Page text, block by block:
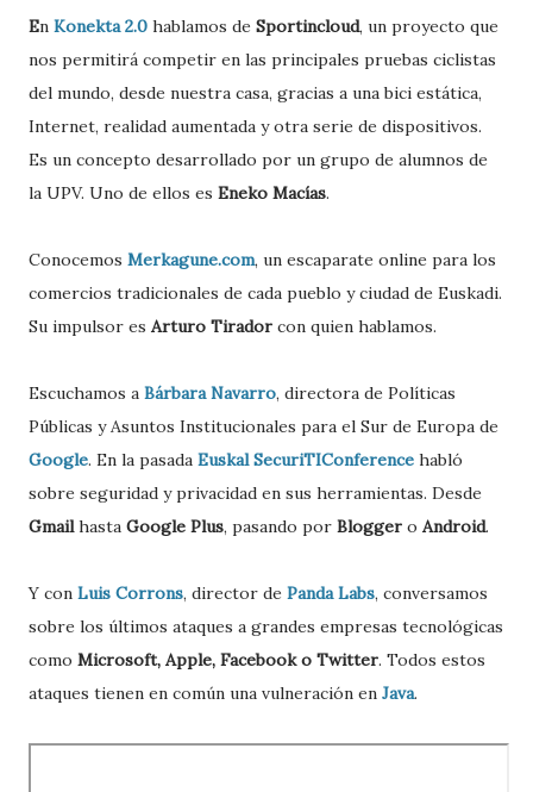
En Konekta 2.0 hablamos de Sportincloud, un proyecto que
nos permitirá competir en las principales pruebas ciclistas
del mundo, desde nuestra casa, gracias a una bici estática,
Internet, realidad aumentada y otra serie de dispositivos.
Es un concepto desarrollado por un grupo de alumnos de
la UPV. Uno de ellos es Eneko Macías.
Conocemos Merkagune.com, un escaparate online para los
comercios tradicionales de cada pueblo y ciudad de Euskadi.
Su impulsor es Arturo Tirador con quien hablamos.
Escuchamos a Bárbara Navarro, directora de Políticas
Públicas y Asuntos Institucionales para el Sur de Europa de
Google. En la pasada Euskal SecuriTIConference habló
sobre seguridad y privacidad en sus herramientas. Desde
Gmailhasta Google Plus, pasando por Blogger o Android.
Y con Luis Corrons, director de Panda Labs, conversamos
sobre los últimos ataques a grandes empresas tecnológicas
como Microsoft, Apple, Facebook o Twitter. Todos estos
ataques tienen en común una vulneración en Java.